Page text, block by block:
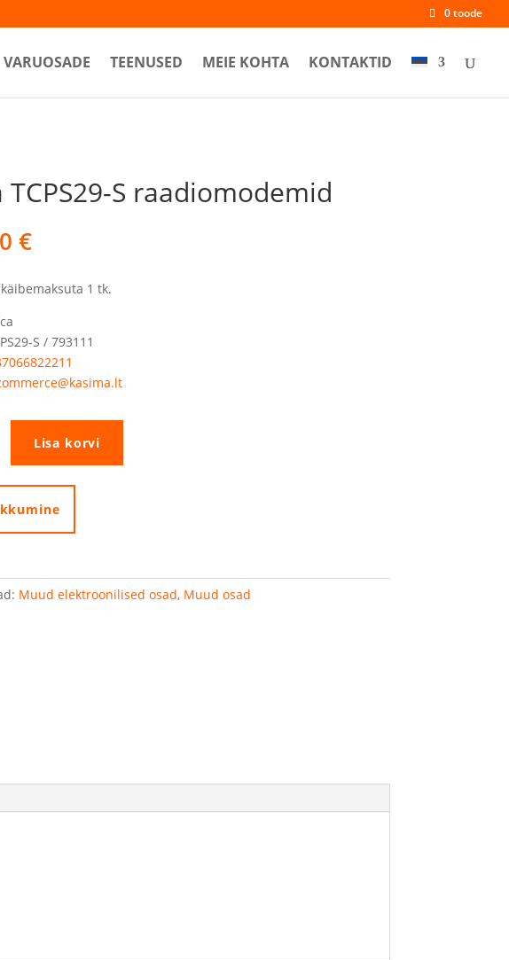
0 toode
VARUOSADE TEENUSED MEIE KOHTA KONTAKTID
TCPS29-S raadiomodemid
€
1 tk.
S / 793111
Lisa korvi
Muud elektroonilised osad, Muud osad